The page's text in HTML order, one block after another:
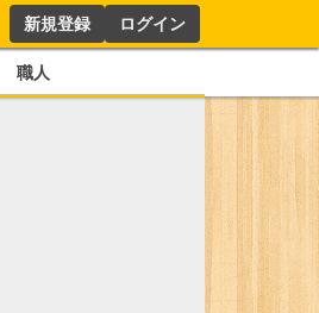
新規登録 ログイン
職人